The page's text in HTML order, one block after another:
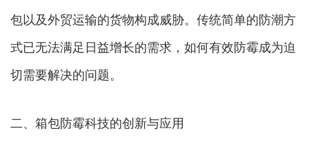
包以及外贸运输的货物构成威胁。传统简单的防潮方
式已无法满足日益增长的需求，如何有效防霉成为迫
切需要解决的问题。
二、箱包防霉科技的创新与应用